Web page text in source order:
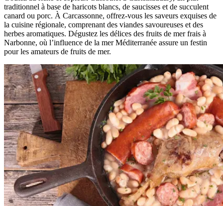
traditionnel à base de haricots blancs, de saucisses et de succulent
canard ou porc. À Carcassonne, offrez-vous les saveurs exquises de
la cuisine régionale, comprenant des viandes savoureuses et des
herbes aromatiques. Dégustez les délices des fruits de mer frais à
Narbonne, où l’influence de la mer Méditerranée assure un festin
pour les amateurs de fruits de mer.